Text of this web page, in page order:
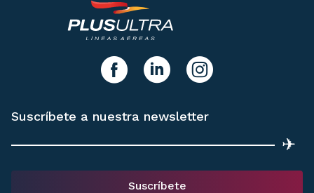
facebooklinkedIn instagram
Suscríbete a nuestra newsletter
✈
Suscríbete